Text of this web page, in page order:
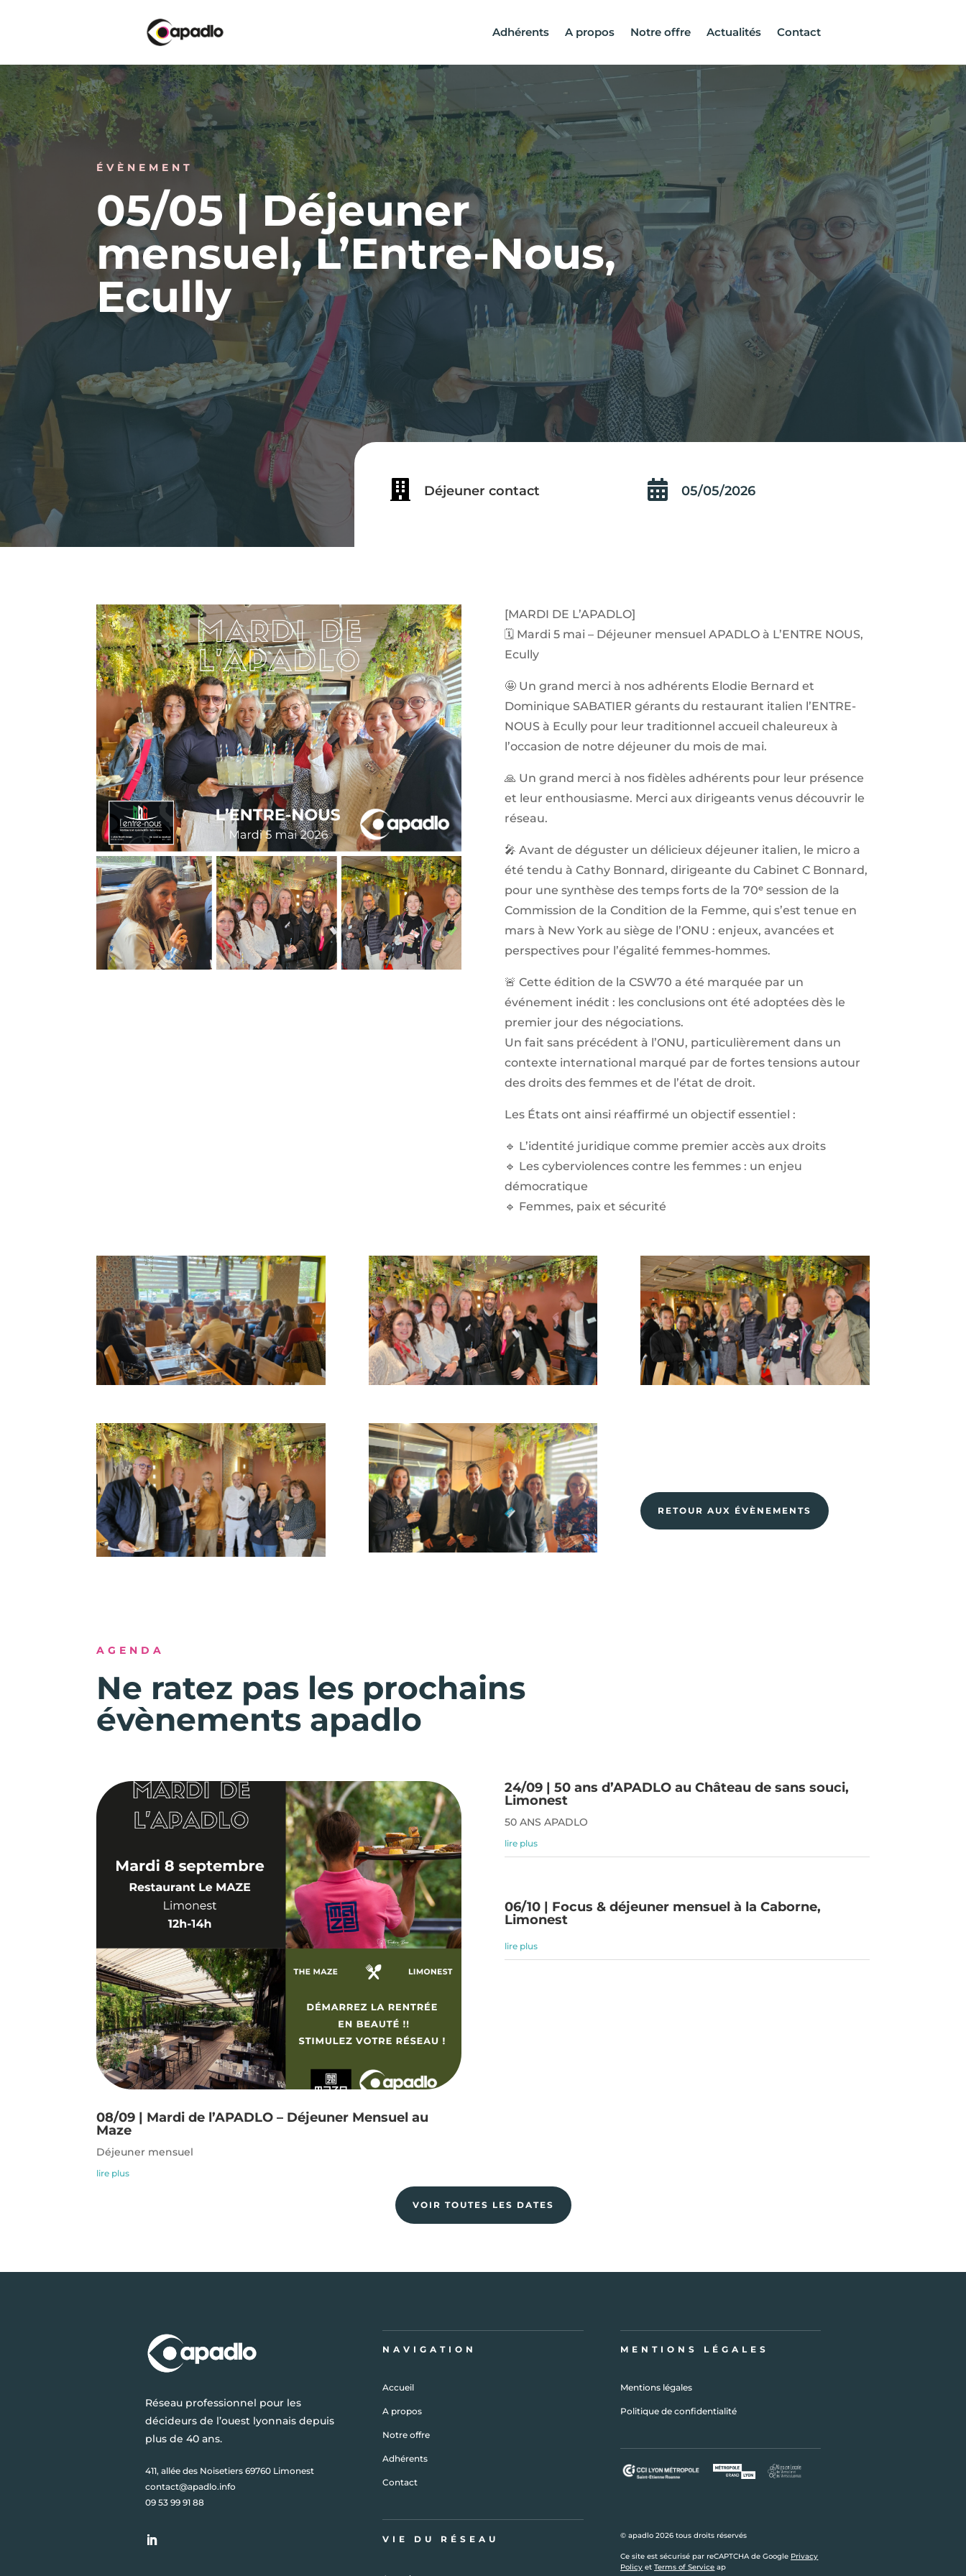
Adhérents A propos Notre offre Actualités Contact
ÉVÈNEMENT
05/05 | Déjeuner
mensuel, L’Entre-Nous,
Ecully
 Déjeuner contact  05/05/2026
[MARDI DE L’APADLO]
🗓️ Mardi 5 mai – Déjeuner mensuel APADLO à L’ENTRE NOUS,
Ecully
🤩 Un grand merci à nos adhérents Elodie Bernard et
Dominique SABATIER gérants du restaurant italien l’ENTRE-
NOUS à Ecully pour leur traditionnel accueil chaleureux à
l’occasion de notre déjeuner du mois de mai.
🙏 Un grand merci à nos fidèles adhérents pour leur présence
et leur enthousiasme. Merci aux dirigeants venus découvrir le
réseau.
🎤 Avant de déguster un délicieux déjeuner italien, le micro a
été tendu à Cathy Bonnard, dirigeante du Cabinet C Bonnard,
pour une synthèse des temps forts de la 70ᵉ session de la
Commission de la Condition de la Femme, qui s’est tenue en
mars à New York au siège de l’ONU : enjeux, avancées et
perspectives pour l’égalité femmes-hommes.
🚨 Cette édition de la CSW70 a été marquée par un
événement inédit : les conclusions ont été adoptées dès le
premier jour des négociations.
Un fait sans précédent à l’ONU, particulièrement dans un
contexte international marqué par de fortes tensions autour
des droits des femmes et de l’état de droit.
Les États ont ainsi réaffirmé un objectif essentiel :
🔹 L’identité juridique comme premier accès aux droits
🔹 Les cyberviolences contre les femmes : un enjeu
démocratique
🔹 Femmes, paix et sécurité
RETOUR AUX ÉVÈNEMENTS
AGENDA
Ne ratez pas les prochains
évènements apadlo
08/09 | Mardi de l’APADLO – Déjeuner Mensuel au
Maze
Déjeuner mensuel
lire plus
24/09 | 50 ans d’APADLO au Château de sans souci,
Limonest
50 ANS APADLO
lire plus
06/10 | Focus & déjeuner mensuel à la Caborne,
Limonest
lire plus
VOIR TOUTES LES DATES
Réseau professionnel pour les
décideurs de l’ouest lyonnais depuis
plus de 40 ans.
411, allée des Noisetiers 69760 Limonest
contact@apadlo.info
09 53 99 91 88
NAVIGATION
Accueil
A propos
Notre offre
Adhérents
Contact
VIE DU RÉSEAU
MENTIONS LÉGALES
Mentions légales
Politique de confidentialité
© apadlo 2026 tous droits réservés
Ce site est sécurisé par reCAPTCHA de Google Privacy
Policy etTerms of Service ap